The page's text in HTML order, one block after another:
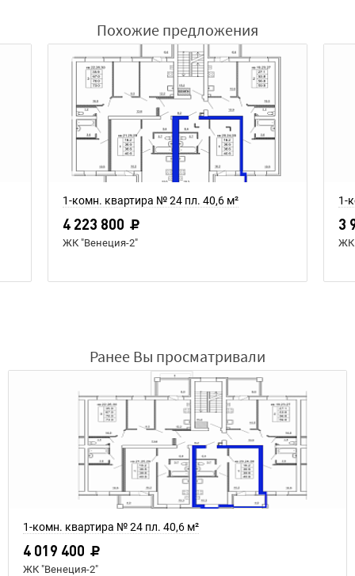
Похожие предложения
1-комн. квартира № 24 пл. 40,6 м²
4 223 800
ЖК "Венеция-2"
1-
3
ЖК
Ранее Вы просматривали
1-комн. квартира № 24 пл. 40,6 м²
4 019 400
ЖК "Венеция-2"